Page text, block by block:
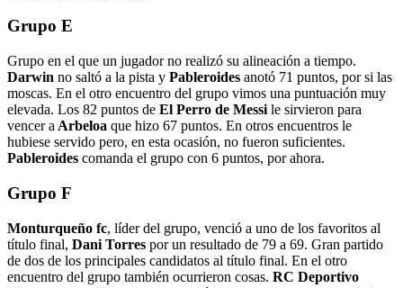
Grupo E
Grupo en el que un jugador no realizó su alineación a tiempo.
Darwin no saltó a la pista y Pableroides anotó 71 puntos, por si las
moscas. En el otro encuentro del grupo vimos una puntuación muy
elevada. Los 82 puntos de El Perro de Messi le sirvieron para
vencer a Arbeloa que hizo 67 puntos. En otros encuentros le
hubiese servido pero, en esta ocasión, no fueron suficientes.
Pableroides comanda el grupo con 6 puntos, por ahora.
Grupo F
Monturqueño fc, líder del grupo, venció a uno de los favoritos al
título final, Dani Torres por un resultado de 79 a 69. Gran partido
de dos de los principales candidatos al título final. En el otro
encuentro del grupo también ocurrieron cosas. RC Deportivo